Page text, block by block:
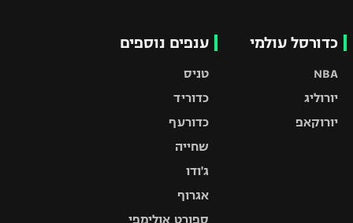
כדורסל עולמי
NBA
יורוליג
יורוקאפ
ענפים נוספים
טניס
כדוריד
כדורעף
שחייה
ג'ודו
אגרוף
ספורט אולימפי